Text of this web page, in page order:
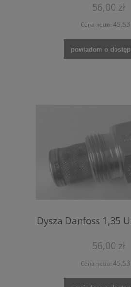
56,00 zł
Cena netto: 45,53
powiadom o
Dysza Danfoss 1,35
56,00 zł
Cena netto: 45,53